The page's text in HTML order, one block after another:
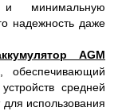
минимальную
надежность даже
AGM
, обеспечивающий
средней
использования